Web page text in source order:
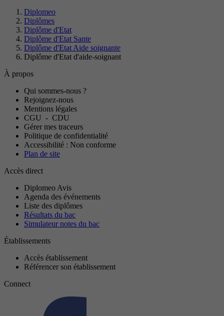
Diplomeo
Diplômes
Diplôme d'Etat
Diplôme d'Etat Sante
Diplôme d'Etat Aide soignante
Diplôme d'Etat d'aide-soignant
À propos
Qui sommes-nous ?
Rejoignez-nous
Mentions légales
CGU - CDU
Gérer mes traceurs
Politique de confidentialité
Accessibilité : Non conforme
Plan de site
Accès direct
Diplomeo Avis
Agenda des événements
Liste des diplômes
Résultats du bac
Simulateur notes du bac
Établissements
Accès établissement
Référencer son établissement
Connect